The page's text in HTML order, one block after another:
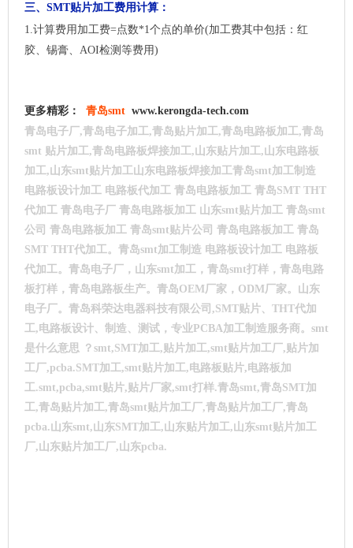
三、 SMT贴片加工费用计算：
1.计算费用加工费=点数*1个点的单价(加工费其中包括：红
胶、锡膏、AOI检测等费用)
更多精彩： 青岛smt www.kerongda-tech.com
青岛电子厂,青岛电子加工,青岛贴片加工,青岛电路板加工,青岛
smt 贴片加工,青岛电路板焊接加工,山东贴片加工,山东电路板
加工,山东smt贴片加工山东电路板焊接加工青岛smt加工制造
电路板设计加工 电路板代加工 青岛电路板加工 青岛SMT THT
代加工 青岛电子厂 青岛电路板加工 山东smt贴片加工 青岛smt
公司 青岛电路板加工 青岛smt贴片公司 青岛电路板加工 青岛
SMT THT代加工。青岛smt加工制造 电路板设计加工 电路板
代加工。青岛电子厂，山东smt加工，青岛smt打样，青岛电路
板打样，青岛电路板生产。青岛OEM厂家，ODM厂家。山东
电子厂。 青岛科荣达电器科技有限公司,SMT贴片、THT代加
工,电路板设计、制造、测试，专业PCBA加工制造服务商。smt
是什么意思 ？smt,SMT加工,贴片加工,smt贴片加工厂,贴片加
工厂,pcba.SMT加工,smt贴片加工,电路板贴片,电路板加
工.smt,pcba,smt贴片,贴片厂家,smt打样.青岛smt,青岛SMT加
工,青岛贴片加工,青岛smt贴片加工厂,青岛贴片加工厂,青岛
pcba.山东smt,山东SMT加工,山东贴片加工,山东smt贴片加工
厂,山东贴片加工厂,山东pcba.